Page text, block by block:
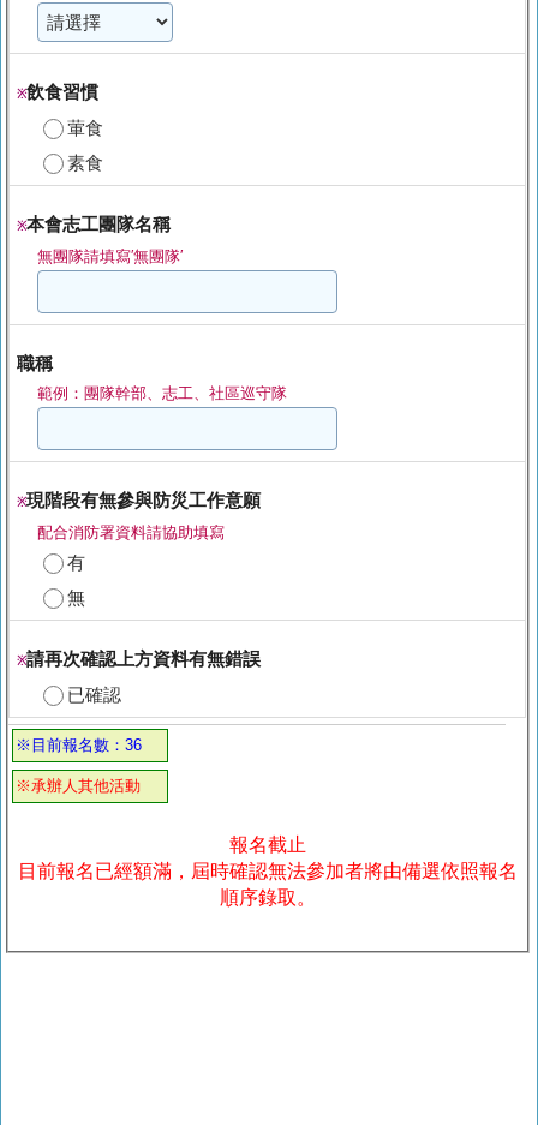
※飲食習慣
葷食
素食
※本會志工團隊名稱
無團隊請填寫′無團隊′
職稱
範例：團隊幹部、志工、社區巡守隊
※現階段有無參與防災工作意願
配合消防署資料請協助填寫
有
無
※請再次確認上方資料有無錯誤
已確認
※目前報名數：36
※承辦人其他活動
報名截止
目前報名已經額滿，屆時確認無法參加者將由備選依照報名
順序錄取。